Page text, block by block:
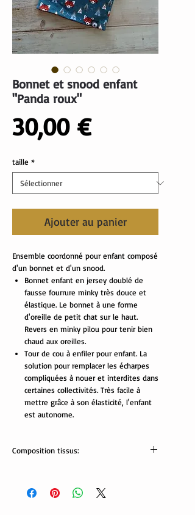
Bonnet et snood enfant
"Panda roux"
30,00 €Prix
taille *
Ajouter au panier
Ensemble coordonné pour enfant composé
d'un bonnet et d'un snood.
Bonnet enfant en jersey doublé de
fausse fourrure minky très douce et
élastique. Le bonnet à une forme
d'oreille de petit chat sur le haut.
Revers en minky pilou pour tenir bien
chaud aux oreilles.
Tour de cou à enfiler pour enfant. La
solution pour remplacer les écharpes
compliquées à nouer et interdites dans
certaines collectivités. Très facile à
mettre grâce à son élasticité, l'enfant
est autonome.
Composition tissus:
minky pilou: 100% polyester